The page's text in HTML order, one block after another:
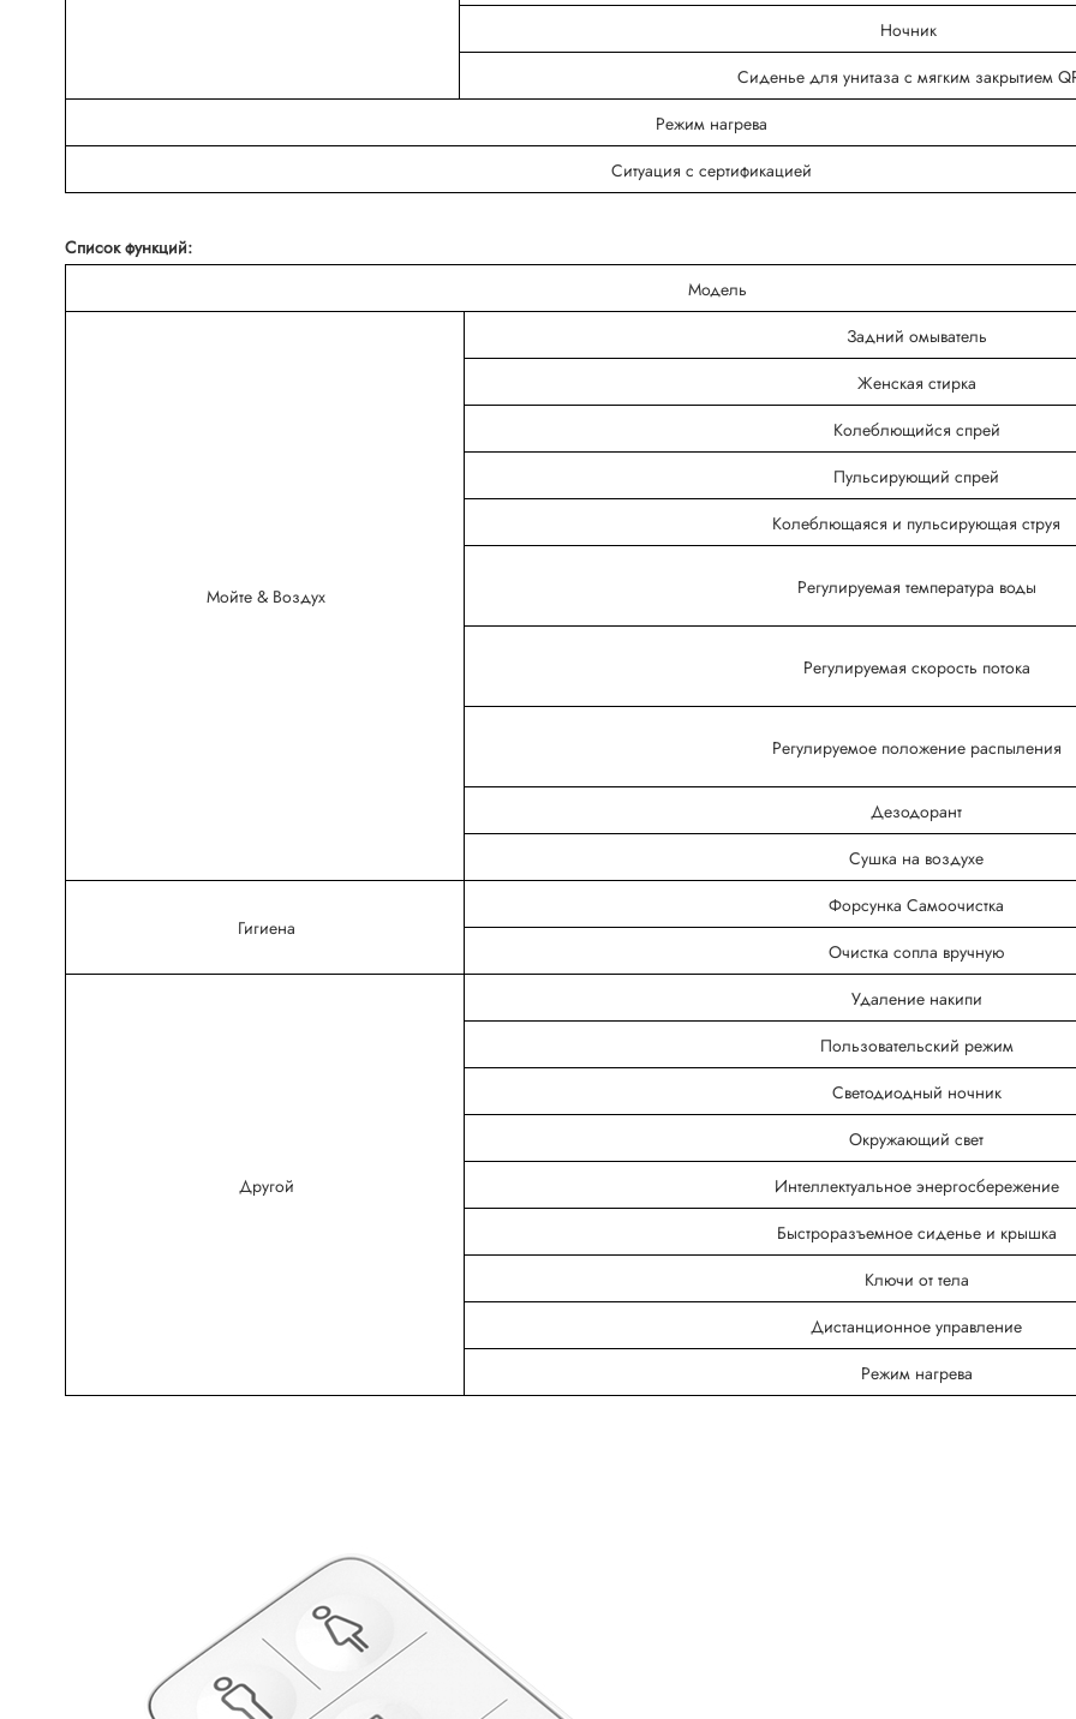
Ночник
Сиденье для унитаза с мягким закрытием
Режим нагрева
Ситуация с сертификацией
Список функций:
Модель
Мойте & Воздух
Задний омыватель
Женская стирка
Колеблющийся спрей
Пульсирующий спрей
Колеблющаяся и пульсирующая струя
Регулируемая температура воды
Регулируемая скорость потока
Регулируемое положение распыления
Дезодорант
Сушка на воздухе
Гигиена
Форсунка Самоочистка
Очистка сопла вручную
Другой
Удаление накипи
Пользовательский режим
Светодиодный ночник
Окружающий свет
Интеллектуальное энергосбережение
Быстроразъемное сиденье и крышка
Ключи от тела
Дистанционное управление
Режим нагрева